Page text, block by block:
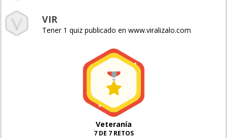
VIR
Tener 1 quiz publicado en www.viralizalo.com
Veteranía
7 DE 7 RETOS